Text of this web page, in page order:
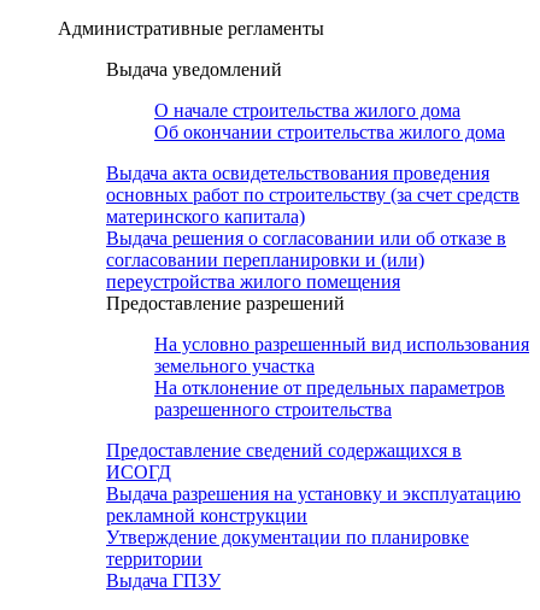
Административные регламенты
Выдача уведомлений
О начале строительства жилого дома
Об окончании строительства жилого дома
Выдача акта освидетельствования проведения
основных работ по строительству (за счет средств
материнского капитала)
Выдача решения о согласовании или об отказе в
согласовании перепланировки и (или)
переустройства жилого помещения
Предоставление разрешений
На условно разрешенный вид использования
земельного участка
На отклонение от предельных параметров
разрешенного строительства
Предоставление сведений содержащихся в
ИСОГД
Выдача разрешения на установку и эксплуатацию
рекламной конструкции
Утверждение документации по планировке
территории
Выдача ГПЗУ